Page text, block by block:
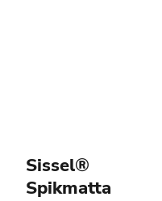
Sissel®
Spikmatta